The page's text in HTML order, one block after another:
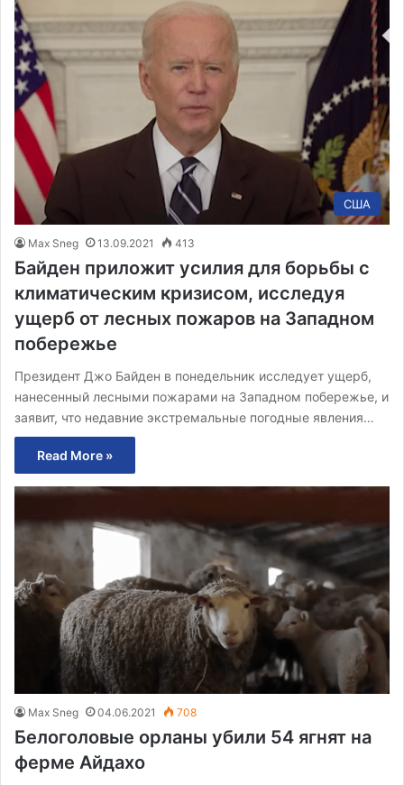
США
Max Sneg 13.09.2021 413
Байден приложит усилия для борьбы с
климатическим кризисом, исследуя
ущерб от лесных пожаров на Западном
побережье
Президент Джо Байден в понедельник исследует ущерб,
нанесенный лесными пожарами на Западном побережье, и
заявит, что недавние экстремальные погодные явления…
Read More »
Max Sneg 04.06.2021 708
Белоголовые орланы убили 54 ягнят на
ферме Айдахо